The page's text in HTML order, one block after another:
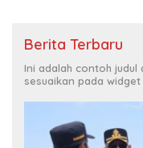
Berita Terbaru
Ini adalah contoh judul
sesuaikan pada widget